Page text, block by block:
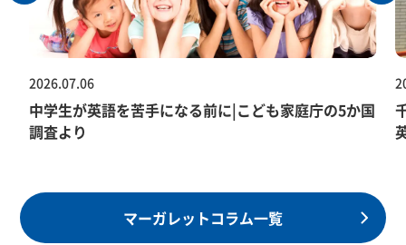
2026.07.06
中学生が英語を苦手になる前に|こども家庭庁の5か国
調査より
マーガレットコラム一覧